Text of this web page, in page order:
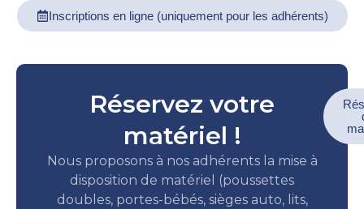
Inscriptions en ligne (uniquement pour les adhérents)
Réservez votre
matériel !
Nous proposons à nos adhérents la mise à
disposition de matériel (poussettes
doubles, portes-bébés, sièges auto, lits,